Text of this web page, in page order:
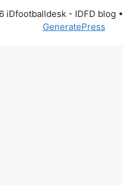
iDfootballdesk - IDFD blog
GeneratePress